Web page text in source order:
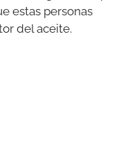
estas personas
del aceite.